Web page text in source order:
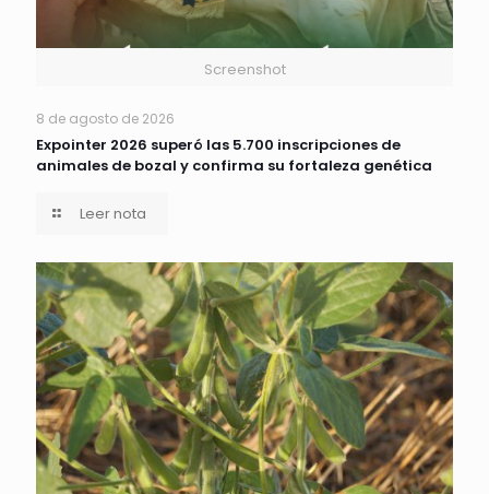
Screenshot
8 de agosto de 2026
Expointer 2026 superó las 5.700 inscripciones de
animales de bozal y confirma su fortaleza genética
Leer nota